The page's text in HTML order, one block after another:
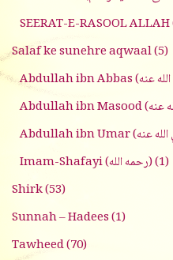
Salaf ke sunehre aqwaal(5)
Imam-Shafayi (رحمه الله)
(1)
Shirk(53)
Sunnah – Hadees(1)
Tawheed(70)